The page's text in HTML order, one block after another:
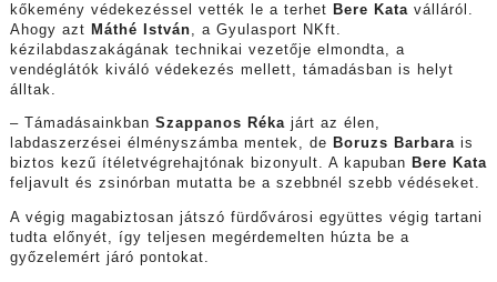
kőkemény védekezéssel vették le a terhet Bere Kata válláról.
Ahogy azt Máthé István , a Gyulasport NKft.
kézilabdaszakágának technikai vezetője elmondta, a
vendéglátók kiváló védekezés mellett, támadásban is helyt
álltak.
– Támadásainkban Szappanos Rékajárt az élen,
labdaszerzései élményszámba mentek, de Boruzs Barbarais
biztos kezű ítéletvégrehajtónak bizonyult. A kapuban Bere Kata
feljavult és zsinórban mutatta be a szebbnél szebb védéseket.
A végig magabiztosan játszó fürdővárosi együttes végig tartani
tudta előnyét, így teljesen megérdemelten húzta be a
győzelemért járó pontokat.